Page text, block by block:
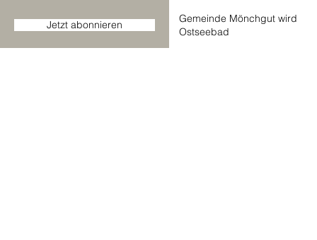
Jetzt abonnieren
Gemeinde Mönchgut wird
Ostseebad